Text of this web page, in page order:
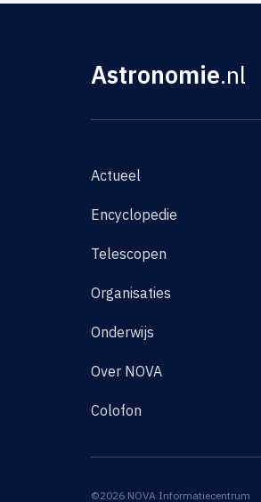
Astronomie.nl
Actueel
Encyclopedie
Telescopen
Organisaties
Onderwijs
Over NOVA
Colofon
©2026 NOVA Informatiecentrum